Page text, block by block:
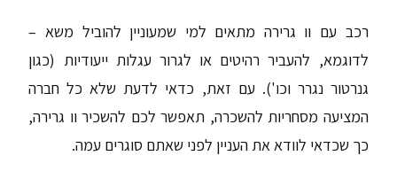
רכב עם וו גרירה מתאים למי שמעוניין להוביל משא –
לדוגמא, להעביר רהיטים או לגרור עגלות ייעודיות (כגון
גנרטור נגרר וכו'). עם זאת, כדאי לדעת שלא כל חברה
המציעה מסחריות להשכרה, תאפשר לכם להשכיר וו גרירה,
כך שכדאי לוודא את העניין לפני שאתם סוגרים עמה.